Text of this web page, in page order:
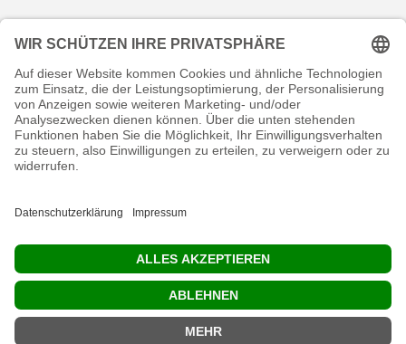
KONTAKT
RECHTLICHES
INFORMATIVES
MEIN KONTO